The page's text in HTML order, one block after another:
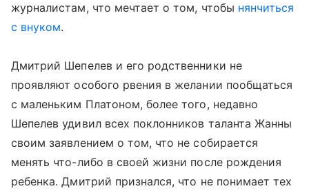
журналистам, что мечтает о том, чтобы нянчиться
с внуком.
Дмитрий Шепелев и его родственники не
проявляют особого рвения в желании пообщаться
с маленьким Платоном, более того, недавно
Шепелев удивил всех поклонников таланта Жанны
своим заявлением о том, что не собирается
менять что-либо в своей жизни после рождения
ребенка. Дмитрий признался, что не понимает тех